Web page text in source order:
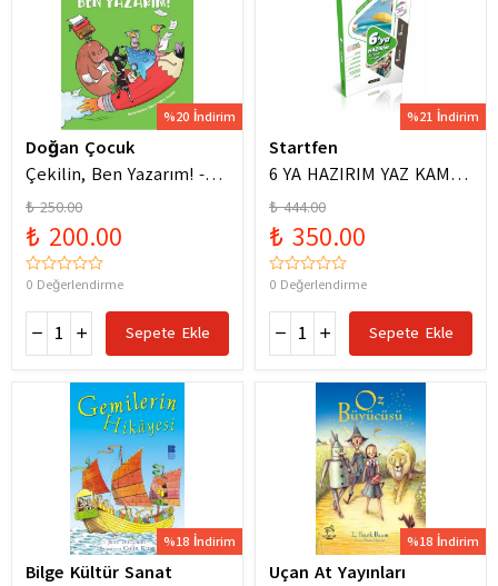
%20 İndirim
Doğan Çocuk
Çekilin, Ben Yazarım! -
Anıl Basılı
₺ 250.00
₺ 200.00
0 Değerlendirme
Sepete Ekle
%21 İndirim
Startfen
6 YA HAZIRIM YAZ KAMPI
FÖYLERİ
₺ 444.00
₺ 350.00
0 Değerlendirme
Sepete Ekle
%18 İndirim
Bilge Kültür Sanat
%18 İndirim
Uçan At Yayınları